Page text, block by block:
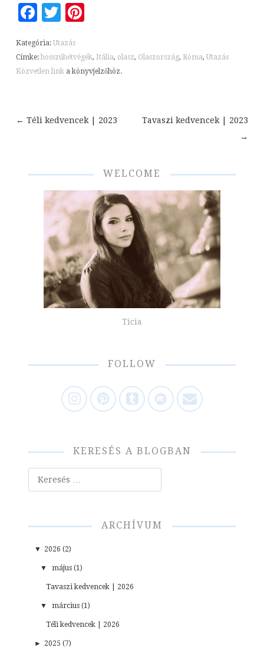
Facebook
Twitter
Kategória:Utazás
Címke:hosszúhétvégék, Itália, olasz, Olaszország, Róma,Utazás
Közvetlen link a könyvjelzőhöz.
Bejegyzések
← Téli kedvencek | 2023
Tavaszi kedvencek | 2023
→
WELCOME
Tícia
FOLLOW
KERESÉS A BLOGBAN
Keresés
ARCHÍVUM
▼ 2026 (2)
▼ május (1)
Tavaszi kedvencek | 2026
▼ március (1)
Téli kedvencek | 2026
► 2025 (7)